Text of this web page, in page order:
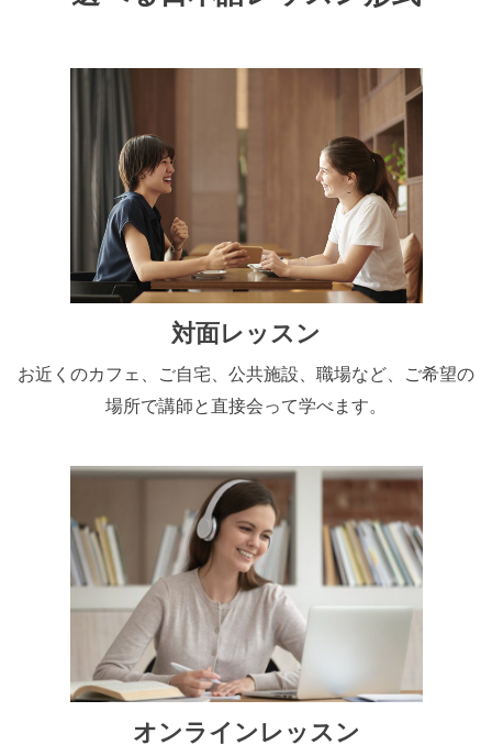
対面レッスン
お近くのカフェ、ご自宅、公共施設、職場など、ご希望の
場所で講師と直接会って学べます。
オンラインレッスン